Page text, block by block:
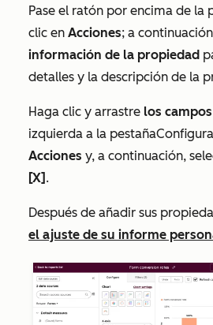
Pase el ratón por encima de la
clic en Acciones; a
información de la propiedad
detalles y la descripción de la
Haga clic y arrastre los campos
izquierda a la pestaña
Acciones y, a continuación,
[X] .
Después de añadir sus
el ajuste de su informe